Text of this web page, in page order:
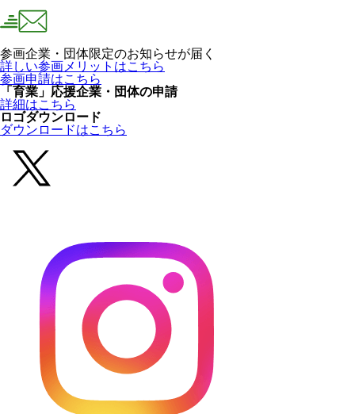
参画企業・団体限定のお知らせが届く
詳しい参画メリットはこちら
参画申請はこちら
「育業」応援企業・団体の申請
詳細はこちら
ロゴダウンロード
ダウンロードはこちら